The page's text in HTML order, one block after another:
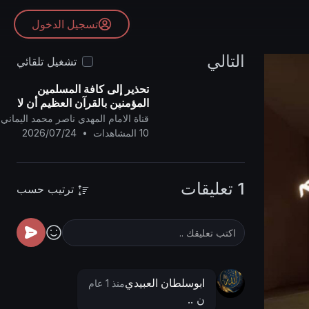
تسجيل الدخول
التالي
تشغيل تلقائي
تحذير إلى كافة المسلمين
المؤمنين بالقرآن العظيم أن لا
يكونوا أول كافرٍ به ..
قناة الامام المهدي ناصر محمد اليماني
10 المشاهدات
•
2026/07/24
1 تعليقات ترتيب حسب
ابوسلطان العبيديمنذ 1 عام
ن ..